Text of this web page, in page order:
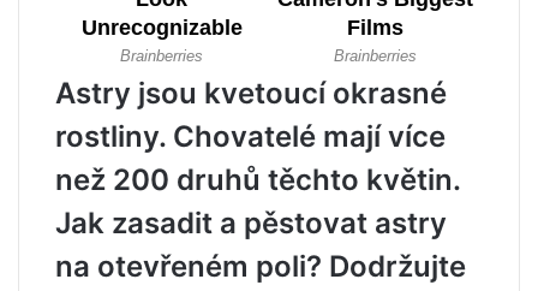
Astry jsou kvetoucí okrasné
rostliny. Chovatelé mají více
než 200 druhů těchto květin.
Jak zasadit a pěstovat astry
na otevřeném poli? Dodržujte